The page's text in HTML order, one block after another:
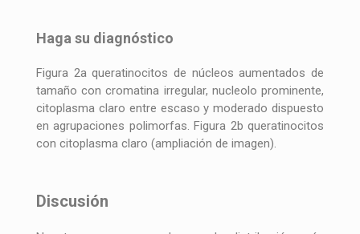
Haga su diagnóstico
Figura 2a queratinocitos de núcleos aumentados de
tamaño con cromatina irregular, nucleolo prominente,
citoplasma claro entre escaso y moderado dispuesto
en agrupaciones polimorfas. Figura 2b queratinocitos
con citoplasma claro (ampliación de imagen).
Discusión